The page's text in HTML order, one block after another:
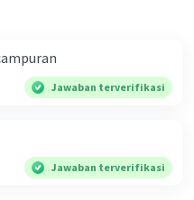
Jawaban terverifikasi
Jawaban terverifikasi